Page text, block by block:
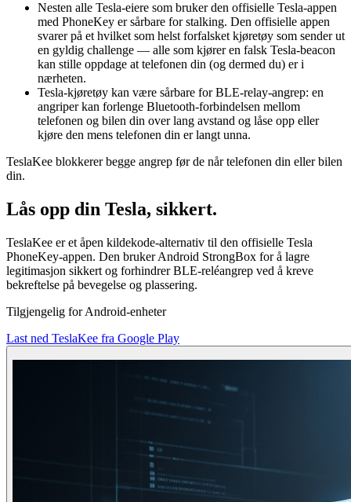
Nesten alle Tesla-eiere som bruker den offisielle Tesla-appen
med PhoneKey er sårbare for stalking. Den offisielle appen
svarer på et hvilket som helst forfalsket kjøretøy som sender ut
en gyldig challenge — alle som kjører en falsk Tesla-beacon
kan stille oppdage at telefonen din (og dermed du) er i
nærheten.
Tesla-kjøretøy kan være sårbare for BLE-relay-angrep: en
angriper kan forlenge Bluetooth-forbindelsen mellom
telefonen og bilen din over lang avstand og låse opp eller
kjøre den mens telefonen din er langt unna.
TeslaKee blokkerer begge angrep før de når telefonen din eller bilen
din.
Lås opp din Tesla, sikkert.
TeslaKee er et åpen kildekode-alternativ til den offisielle Tesla
PhoneKey-appen. Den bruker Android StrongBox for å lagre
legitimasjon sikkert og forhindrer BLE-reléangrep ved å kreve
bekreftelse på bevegelse og plassering.
Tilgjengelig for Android-enheter
Last ned TeslaKee fra Google Play